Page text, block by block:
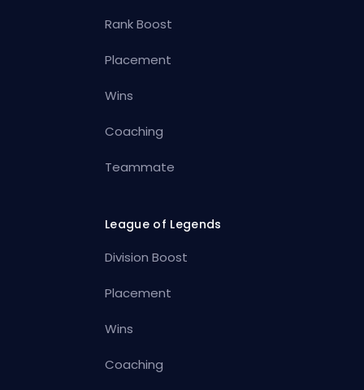
Rank Boost
Placement
Wins
Coaching
Teammate
League of Legends
Division Boost
Placement
Wins
Coaching